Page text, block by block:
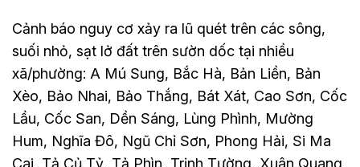
Cảnh báo nguy cơ xảy ra lũ quét trên các sông,
suối nhỏ, sạt lở đất trên sườn dốc tại nhiều
xã/phường: A Mú Sung, Bắc Hà, Bản Liền, Bản
Xèo, Bảo Nhai, Bảo Thắng, Bát Xát, Cao Sơn, Cốc
Lầu, Cốc San, Dền Sáng, Lùng Phình, Mường
Hum, Nghĩa Đô, Ngũ Chỉ Sơn, Phong Hải, Si Ma